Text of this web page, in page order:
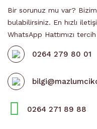
Bir sorunuz mu var?
bulabilirsiniz. En hızlı
WhatsApp Hattımızı
0264 279 80 01
0264 271 89 88